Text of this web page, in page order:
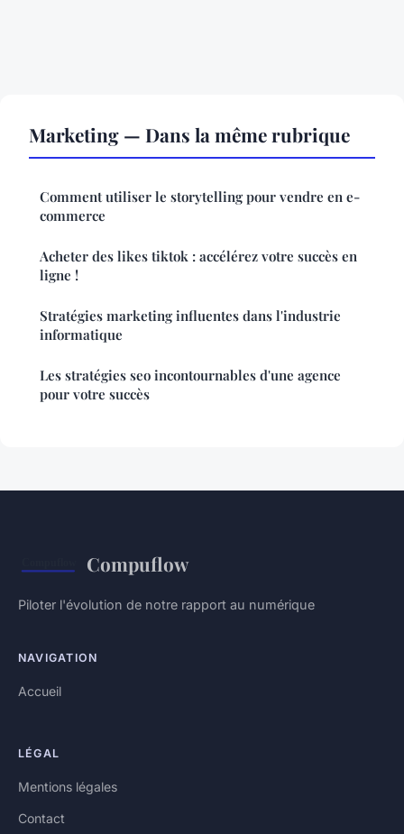
Marketing — Dans la même rubrique
Comment utiliser le storytelling pour vendre en e-
commerce
Acheter des likes tiktok : accélérez votre succès en
ligne !
Stratégies marketing influentes dans l'industrie
informatique
Les stratégies seo incontournables d'une agence
pour votre succès
Compuflow
Piloter l'évolution de notre rapport au numérique
NAVIGATION
Accueil
LÉGAL
Mentions légales
Contact